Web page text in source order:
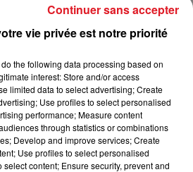
avant d’être rapidement
prochain, le 2 novembre.
vie privée est notre priorité
do the following data processing based on
interest: Store and/or access
limited data to select advertising; Create
Use profiles to select personalised
performance; Measure content
through statistics or combinations
Develop and improve services; Create
Use profiles to select personalised
content; Ensure security, prevent and
Continuer sans accepter